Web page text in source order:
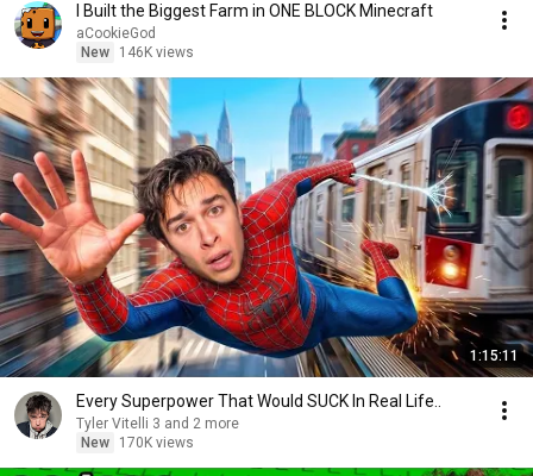
I Built the Biggest Farm in ONE BLOCK Minecraft
aCookieGod
New
146K views
1:15:11
Every Superpower That Would SUCK In Real Life..
Tyler Vitelli 3 and 2 more
New
170K views